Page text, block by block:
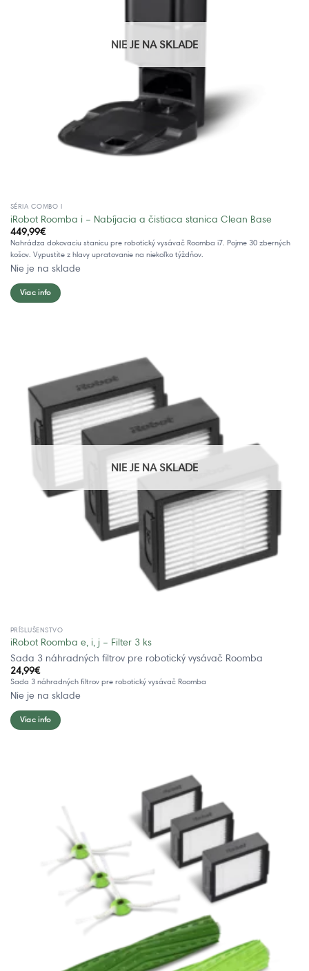
NIE JE NA SKLADE
SÉRIA COMBO I
iRobot Roomba i – Nabíjacia a čistiaca stanica Clean Base
449,99€
Nahrádza dokovaciu stanicu pre robotický vysávač Roomba i7. Pojme 30 zberných
košov. Vypustite z hlavy upratovanie na niekoľko týždňov.
Nie je na sklade
Viac info
NIE JE NA SKLADE
PRÍSLUŠENSTVO
iRobot Roomba e, i, j – Filter 3 ks
Sada 3 náhradných filtrov pre robotický vysávač Roomba
24,99€
Sada 3 náhradných filtrov pre robotický vysávač Roomba
Nie je na sklade
Viac info